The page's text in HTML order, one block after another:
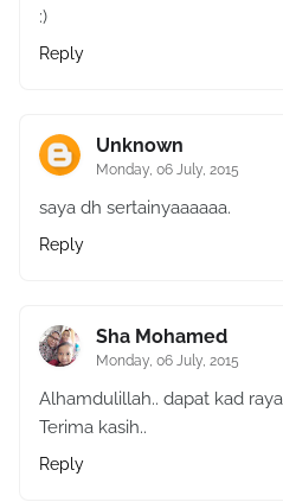
:)
Reply
Unknown
Monday, 06 July, 2015
saya dh sertainyaaaaaa.
Reply
Sha Mohamed
Monday, 06 July, 2015
Alhamdulillah.. dapat kad
Terima kasih..
Reply